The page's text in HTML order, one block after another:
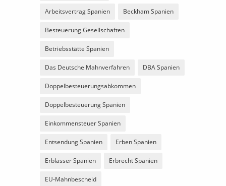
Arbeitsvertrag Spanien Beckham Spanien
Besteuerung Gesellschaften
Betriebsstätte Spanien
Das Deutsche Mahnverfahren DBA Spanien
Doppelbesteuerungsabkommen
Doppelbesteuerung Spanien
Einkommensteuer Spanien
Entsendung Spanien Erben Spanien
Erblasser Spanien Erbrecht Spanien
EU-Mahnbescheid